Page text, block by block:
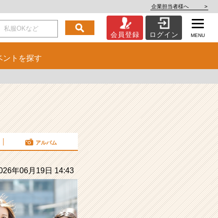
企業担当者様へ >
会員登録 ログイン MENU
ント を探す
アルバム
年06月19日 14:43